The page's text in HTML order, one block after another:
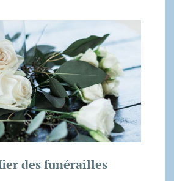
des funérailles